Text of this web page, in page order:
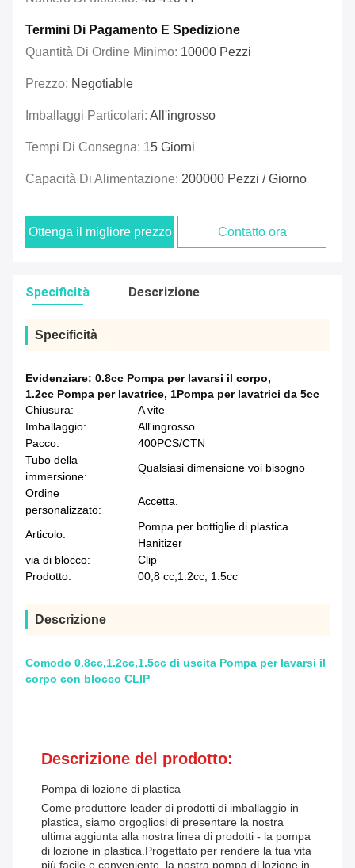
Termini Di Pagamento E Spedizione
Quantità Di Ordine Minimo: 10000 Pezzi
Prezzo: Negotiable
Imballaggi Particolari: All'ingrosso
Tempi Di Consegna: 15 Giorni
Capacità Di Alimentazione: 200000 Pezzi / Giorno
Ottenga il migliore prezzo Contatto ora
Specificità Descrizione
Specificità
Evidenziare: 0.8cc Pompa per lavarsi il corpo,
1.2cc Pompa per lavatrice, 1Pompa per lavatrici da 5cc
Chiusura:
A vite
Imballaggio:
All'ingrosso
Pacco:
400PCS/CTN
Tubo della
immersione:
Qualsiasi dimensione voi bisogno
Ordine
personalizzato:
Accetta.
Articolo:
Pompa per bottiglie di plastica
Hanitizer
via di blocco:
Clip
Prodotto:
00,8 cc,1.2cc, 1.5cc
Descrizione
Comodo 0.8cc,1.2cc,1.5cc di uscita Pompa per lavarsi il
corpo con blocco CLIP
Descrizione del prodotto:
Pompa di lozione di plastica
Come produttore leader di prodotti di imballaggio in
plastica, siamo orgogliosi di presentare la nostra
ultima aggiunta alla nostra linea di prodotti - la pompa
di lozione in plastica.Progettato per rendere la tua vita
più facile e conveniente, la nostra pompa di lozione in